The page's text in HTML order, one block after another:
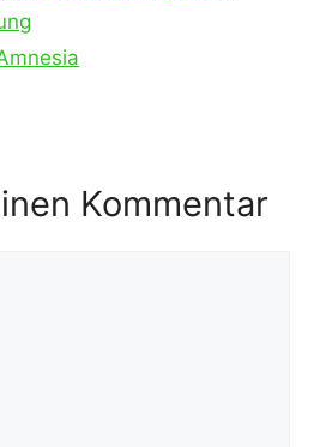
Kommentar